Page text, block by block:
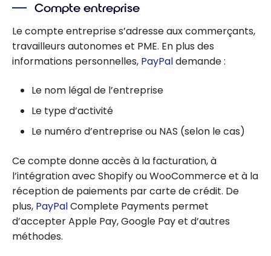
Compte entreprise
Le compte entreprise s’adresse aux commerçants,
travailleurs autonomes et PME. En plus des
informations personnelles, PayPaldemande :
Le nom légal de l’entreprise
Le type d’activité
Le numéro d’entreprise ou NAS (selon le cas)
Ce compte donne accès à la facturation, à
l’intégration avec Shopify ou WooCommerce et à la
réception de paiements par carte de crédit. De
plus, PayPalComplete Payments permet
d’accepter Apple Pay, Google Pay et d’autres
méthodes.